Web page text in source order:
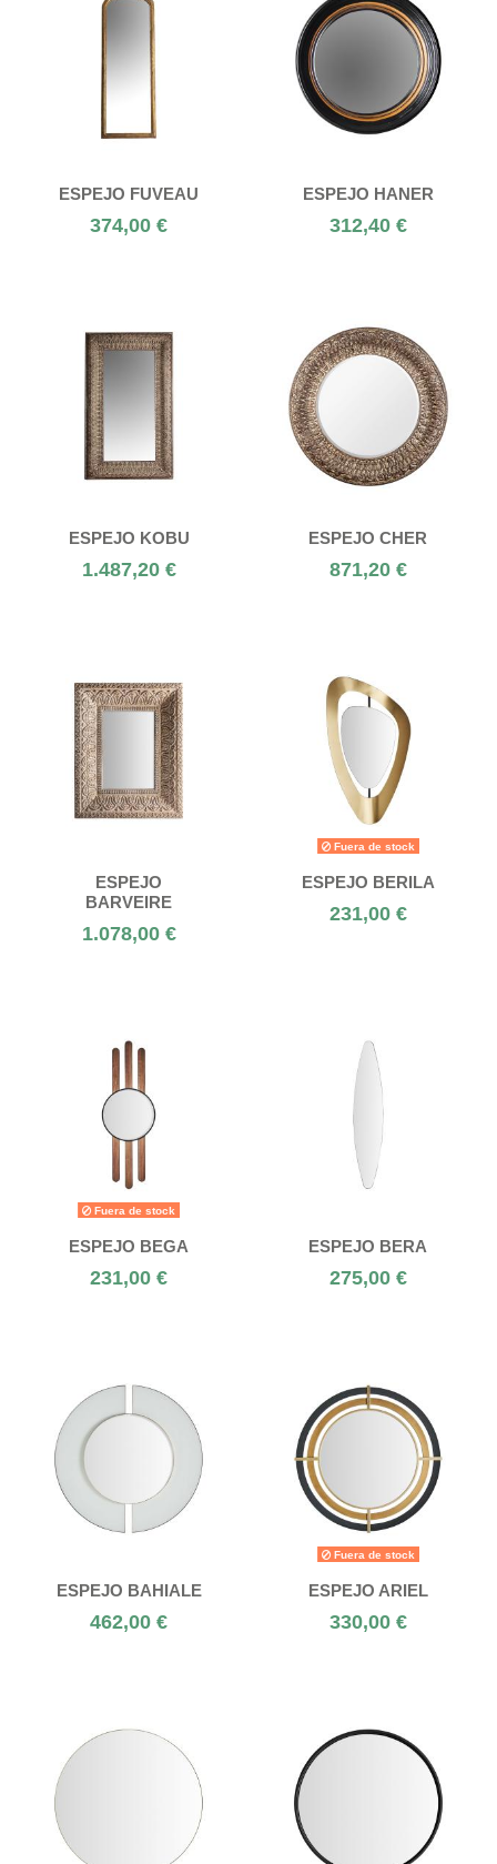
ESPEJO FUVEAU
374,00 €
ESPEJO HANER
312,40 €
ESPEJO KOBU
1.487,20 €
ESPEJO CHER
871,20 €
ESPEJO
BARVEIRE
1.078,00 €
Fuera de stock
ESPEJO BERILA
231,00 €
Fuera de stock
ESPEJO BEGA
231,00 €
ESPEJO BERA
275,00 €
ESPEJO BAHIALE
462,00 €
Fuera de stock
ESPEJO ARIEL
330,00 €